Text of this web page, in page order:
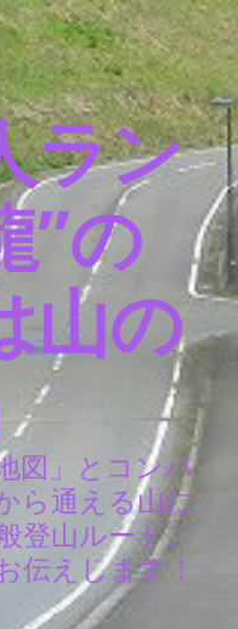
ラン
”の
山の
図」とコンパ
ら通える山に
登山ルート、
伝えします！